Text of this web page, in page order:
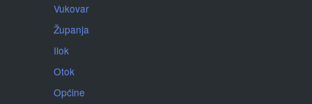
Vukovar
Županja
Ilok
Otok
Općine